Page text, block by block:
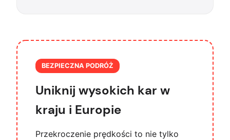
BEZPIECZNA PODRÓŻ
Uniknij wysokich kar w
kraju i Europie
Przekroczenie prędkości to nie tylko